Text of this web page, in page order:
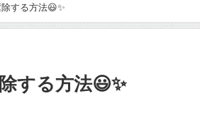
する方法😃✨
する方法😃✨